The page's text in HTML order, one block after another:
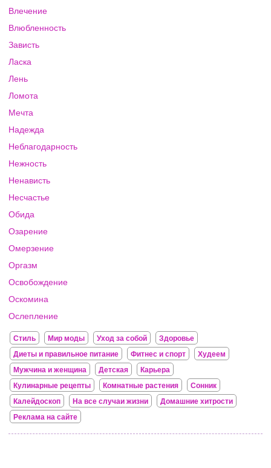
Влечение
Влюбленность
Зависть
Ласка
Лень
Ломота
Мечта
Надежда
Неблагодарность
Нежность
Ненависть
Несчастье
Обида
Озарение
Омерзение
Оргазм
Освобождение
Оскомина
Ослепление
Стиль Мир моды Уход за собой
Здоровье
Диеты и правильное питание
Фитнес и спорт
Худеем
Мужчина и женщина
Детская
Карьера
Кулинарные рецепты
Комнатные растения
Сонник
Калейдоскоп
На все случаи жизни
Домашние хитрости
Реклама на сайте